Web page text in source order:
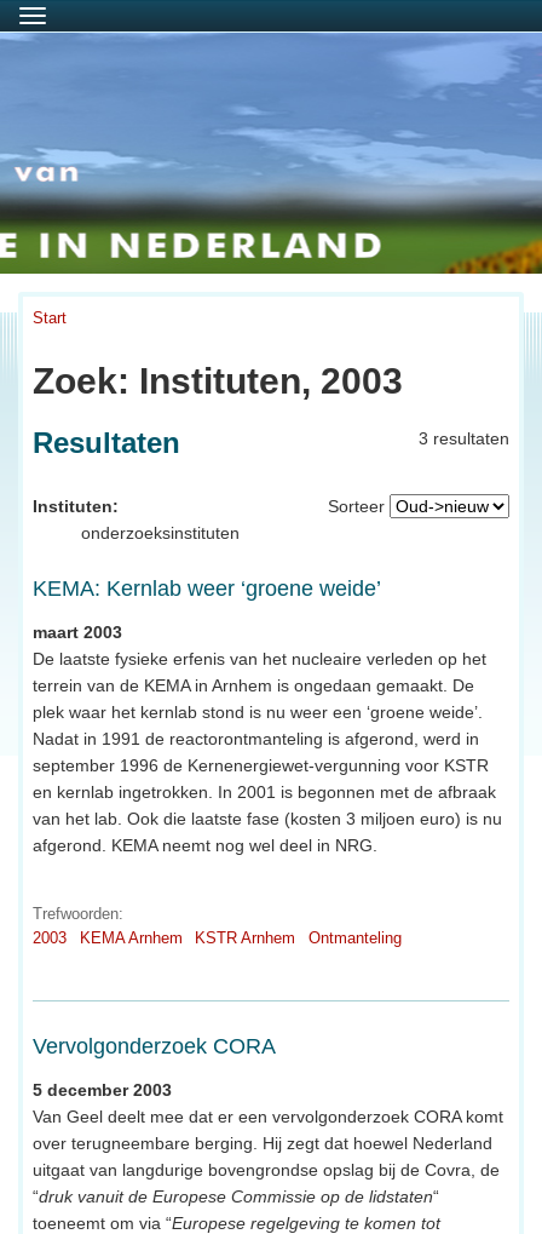
Menu
Start
Zoek: Instituten, 2003
3 resultaten
Resultaten
Sorteer
Instituten:
onderzoeksinstituten
KEMA: Kernlab weer ‘groene weide’
maart 2003
De laatste fysieke erfenis van het nucleaire verleden op het
terrein van de KEMA in Arnhem is ongedaan gemaakt. De
plek waar het kernlab stond is nu weer een ‘groene weide’.
Nadat in 1991 de reactorontmanteling is afgerond, werd in
september 1996 de Kernenergiewet-vergunning voor KSTR
en kernlab ingetrokken. In 2001 is begonnen met de afbraak
van het lab. Ook die laatste fase (kosten 3 miljoen euro) is nu
afgerond. KEMA neemt nog wel deel in NRG.
Trefwoorden:
2003
KEMA Arnhem KSTR Arnhem Ontmanteling
Vervolgonderzoek CORA
5 december 2003
Van Geel deelt mee dat er een vervolgonderzoek CORA komt
over terugneembare berging. Hij zegt dat hoewel Nederland
uitgaat van langdurige bovengrondse opslag bij de Covra, de
“druk vanuit de Europese Commissie op de lidstaten“
toeneemt om via “Europese regelgeving te komen tot